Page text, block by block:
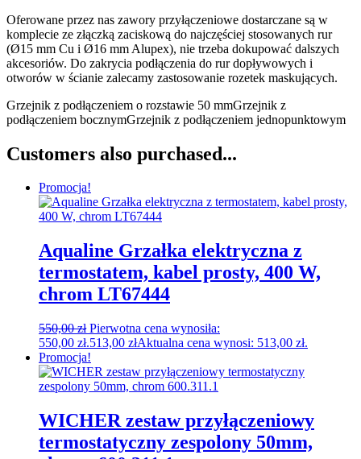
Oferowane przez nas zawory przyłączeniowe dostarczane są w
komplecie ze złączką zaciskową do najczęściej stosowanych rur
(Ø15 mm Cu i Ø16 mm Alupex), nie trzeba dokupować dalszych
akcesoriów. Do zakrycia podłączenia do rur dopływowych i
otworów w ścianie zalecamy zastosowanie rozetek maskujących.
Grzejnik z podłączeniem o rozstawie 50 mmGrzejnik z
podłączeniem bocznymGrzejnik z podłączeniem jednopunktowym
Customers also purchased...
Promocja!
Aqualine Grzałka elektryczna z
termostatem, kabel prosty, 400 W,
chrom LT67444
550,00zł Pierwotna cena wynosiła:
550,00 zł.513,00 złAktualna cena wynosi: 513,00 zł.
Promocja!
WICHER zestaw przyłączeniowy
termostatyczny zespolony 50mm,